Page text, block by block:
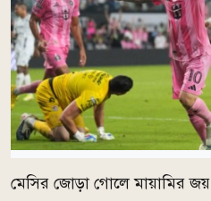
মেসির জোড়া গোলে মায়ামির জয়